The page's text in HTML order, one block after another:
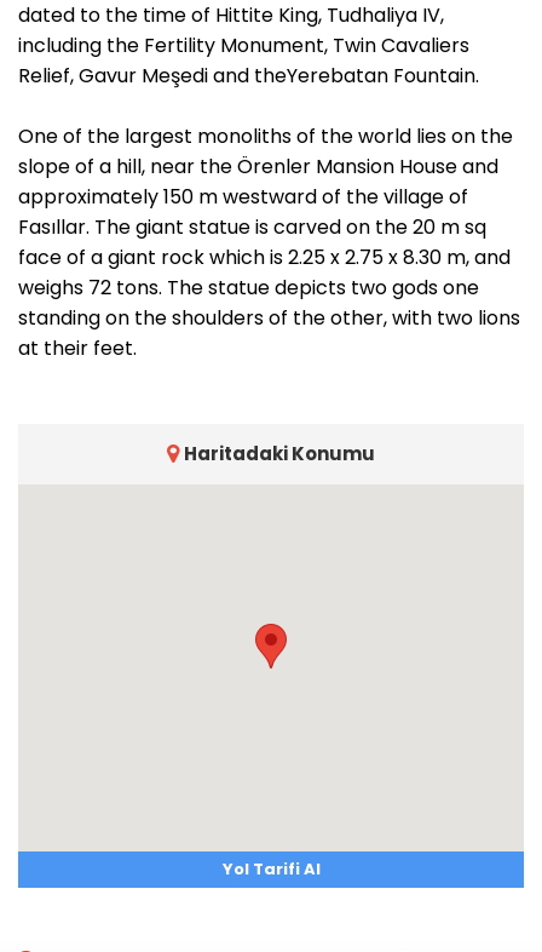
dated to the time of Hittite King, Tudhaliya IV,
including the Fertility Monument, Twin Cavaliers
Relief, Gavur Meşedi and theYerebatan Fountain.
One of the largest monoliths of the world lies on the
slope of a hill, near the Örenler Mansion House and
approximately 150 m westward of the village of
Fasıllar. The giant statue is carved on the 20 m sq
face of a giant rock which is 2.25 x 2.75 x 8.30 m, and
weighs 72 tons. The statue depicts two gods one
standing on the shoulders of the other, with two lions
at their feet.
Haritadaki Konumu
Yol Tarifi Al